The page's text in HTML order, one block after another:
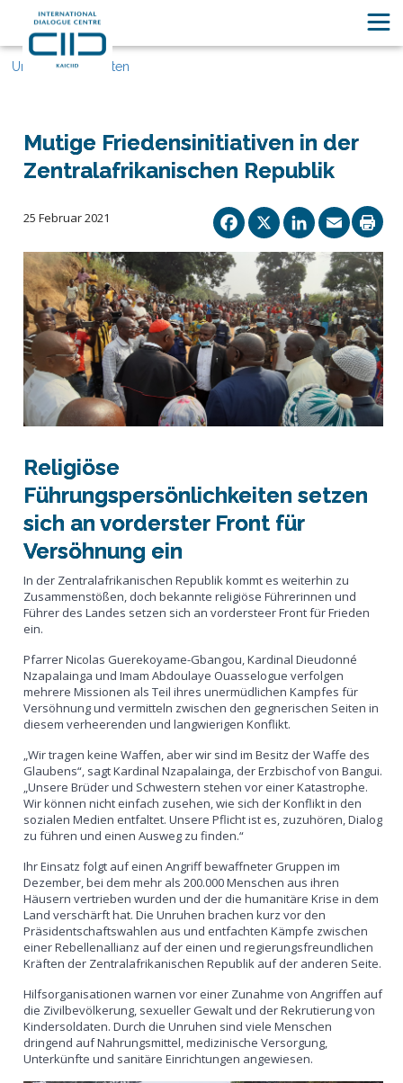
Unsere Geschichten
Mutige Friedensinitiativen in der
Zentralafrikanischen Republik
25 Februar 2021 Facebook
X
Religiöse
Führungspersönlichkeiten setzen
sich an vorderster Front für
Versöhnung ein
In der Zentralafrikanischen Republik kommt es weiterhin zu
Zusammenstößen, doch bekannte religiöse Führerinnen und
Führer des Landes setzen sich an vordersteer Front für Frieden
ein.
Pfarrer Nicolas Guerekoyame-Gbangou, Kardinal Dieudonné
Nzapalainga und Imam Abdoulaye Ouasselogue verfolgen
mehrere Missionen als Teil ihres unermüdlichen Kampfes für
Versöhnung und vermitteln zwischen den gegnerischen Seiten in
diesem verheerenden und langwierigen Konflikt.
„Wir tragen keine Waffen, aber wir sind im Besitz der Waffe des
Glaubens“, sagt Kardinal Nzapalainga, der Erzbischof von Bangui.
„Unsere Brüder und Schwestern stehen vor einer Katastrophe.
Wir können nicht einfach zusehen, wie sich der Konflikt in den
sozialen Medien entfaltet. Unsere Pflicht ist es, zuzuhören, Dialog
zu führen und einen Ausweg zu finden.“
Ihr Einsatz folgt auf einen Angriff bewaffneter Gruppen im
Dezember, bei dem mehr als 200.000 Menschen aus ihren
Häusern vertrieben wurden und der die humanitäre Krise in dem
Land verschärft hat. Die Unruhen brachen kurz vor den
Präsidentschaftswahlen aus und entfachten Kämpfe zwischen
einer Rebellenallianz auf der einen und regierungsfreundlichen
Kräften der Zentralafrikanischen Republik auf der anderen Seite.
Hilfsorganisationen warnen vor einer Zunahme von Angriffen auf
die Zivilbevölkerung, sexueller Gewalt und der Rekrutierung von
Kindersoldaten. Durch die Unruhen sind viele Menschen
dringend auf Nahrungsmittel, medizinische Versorgung,
Unterkünfte und sanitäre Einrichtungen angewiesen.